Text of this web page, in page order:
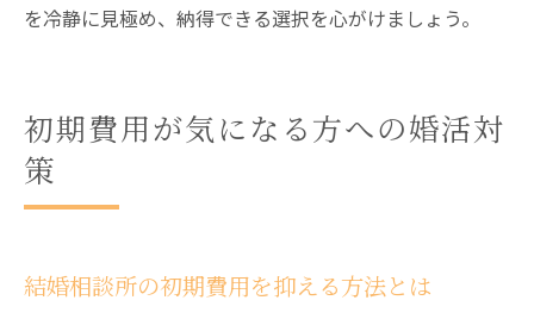
を冷静に見極め、納得できる選択を心がけましょう。
初期費用が気になる方への婚活対
策
結婚相談所の初期費用を抑える方法とは